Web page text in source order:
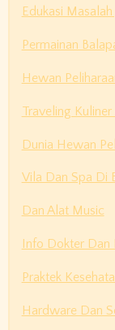
Edukasi
Permainan
Hewan
Traveling
Dunia Hewan
Vila Dan Spa Di
Dan Alat Music
Info Dokter Dan
Praktek
Hardware Dan